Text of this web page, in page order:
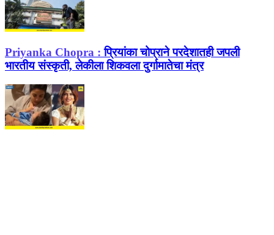
Priyanka Chopra : प्रियांका चोप्राने परदेशातही जपली
भारतीय संस्कृती, लेकीला शिकवला दुर्गामातेचा मंत्र